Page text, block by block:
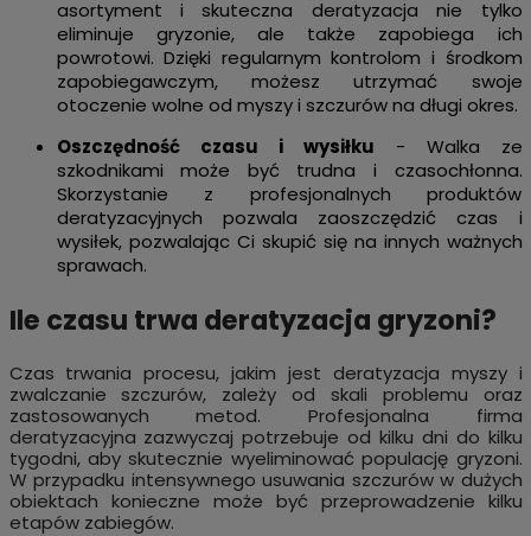
asortyment i skuteczna deratyzacja nie tylko
eliminuje gryzonie, ale także zapobiega ich
powrotowi. Dzięki regularnym kontrolom i środkom
zapobiegawczym, możesz utrzymać swoje
otoczenie wolne od myszy i szczurów na długi okres.
Oszczędność czasu i wysiłku - Walka ze
szkodnikami może być trudna i czasochłonna.
Skorzystanie z profesjonalnych produktów
deratyzacyjnych pozwala zaoszczędzić czas i
wysiłek, pozwalając Ci skupić się na innych ważnych
sprawach.
Ile czasu trwa deratyzacja gryzoni?
Czas trwania procesu, jakim jest deratyzacja myszy i
zwalczanie szczurów, zależy od skali problemu oraz
zastosowanych metod. Profesjonalna firma
deratyzacyjna zazwyczaj potrzebuje od kilku dni do kilku
tygodni, aby skutecznie wyeliminować populację gryzoni.
W przypadku intensywnego usuwania szczurów w dużych
obiektach konieczne może być przeprowadzenie kilku
etapów zabiegów.